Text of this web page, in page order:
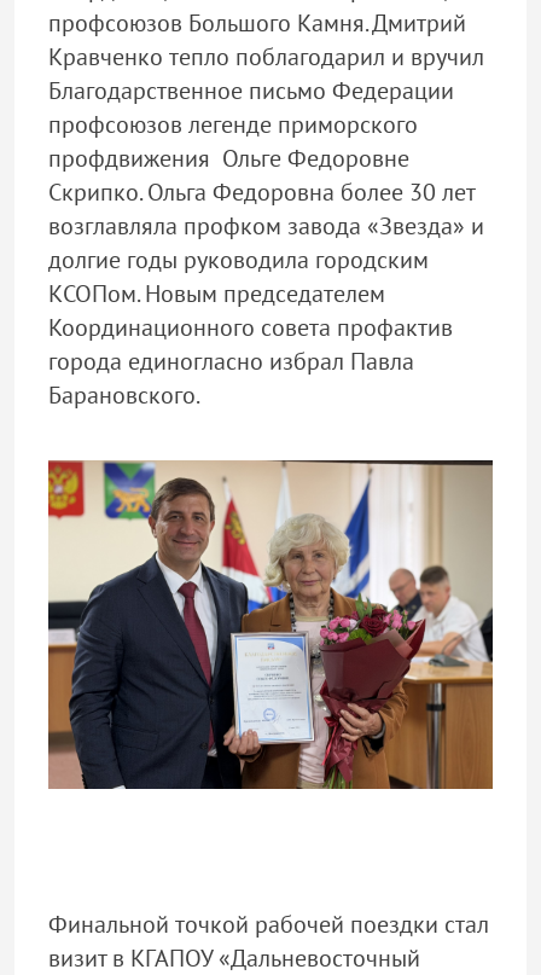
профсоюзов Большого Камня. Дмитрий
Кравченко тепло поблагодарил и вручил
Благодарственное письмо Федерации
профсоюзов легенде приморского
профдвижения Ольге Федоровне
Скрипко. Ольга Федоровна более 30 лет
возглавляла профком завода «Звезда» и
долгие годы руководила городским
КСОПом. Новым председателем
Координационного совета профактив
города единогласно избрал Павла
Барановского.
Финальной точкой рабочей поездки стал
визит в КГАПОУ «Дальневосточный